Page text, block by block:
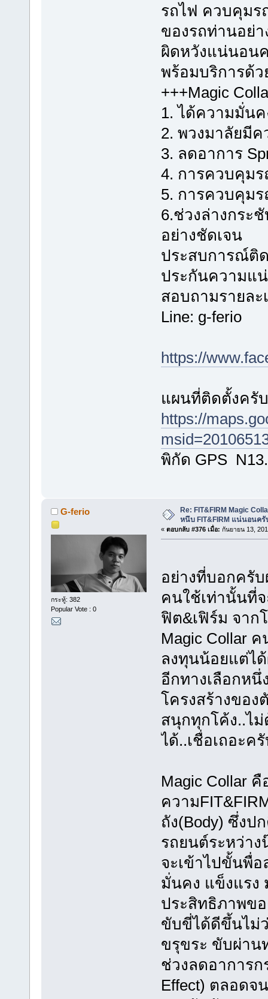
รถไฟ ควบคุมร
ของรถท่านอย่
ผิดหวังแน่นอน
พร้อมบริการด้
+++Magic
1. ได้ความมั่น
2. พวงมาลัยมี
3. ลดอาการ
4. การควบคุม
5. การควบคุม
6.ช่วงล่างกระ
อย่างชัดเจน
ประสบการณ์ติ
ประกันความแ
สอบถามรายละ
Line: g-ferio
https://
แผนที่ติดตั้งครับ
https://
พิกัด GPS
G-ferio
กระทู้: 382
Popular Vote : 0
Re: FIT&FIRM Magic
หนึบ FIT&FIRM แน่นอนครั
« ตอบกลับ #376 เมื่อ: กันยายน 13,
อย่างที่บอกครั
คนใช้เท่านั้นที่
ฟิต&เฟิร์ม จาก
Magic Collar
ลงทุนน้อยแต่ได้
อีกทางเลือกห
โครงสร้างของ
สนุกทุกโค้ง..ไม่
ได้..เชื่อเถอะ
Magic Collar
ความ
ถัง(Body) ซึ่งป
รถยนต์ระหว่าง
จะเข้าไปขั้นพื่
มั่นคง แข็งแรง
ประสิทธิภาพข
ขับขี่ได้ดีขึ้นไม่
ขรุขระ ขับผ่าน
ช่วงลดอาการก
Effect) ตลอดจ